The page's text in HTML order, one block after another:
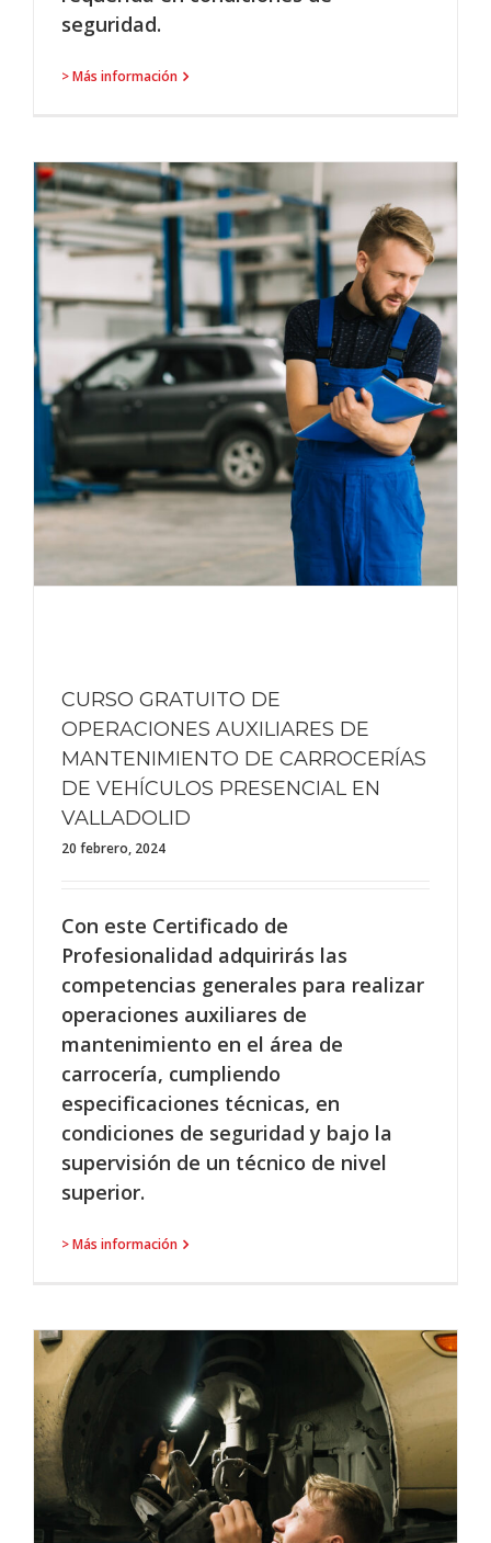
seguridad.
> Más información
CURSO GRATUITO DE
OPERACIONES AUXILIARES DE
MANTENIMIENTO DE CARROCERÍAS
DE VEHÍCULOS PRESENCIAL EN
VALLADOLID
20 febrero, 2024
Con este Certificado de
Profesionalidad adquirirás las
competencias generales para realizar
operaciones auxiliares de
mantenimiento en el área de
carrocería, cumpliendo
especificaciones técnicas, en
condiciones de seguridad y bajo la
supervisión de un técnico de nivel
superior.
> Más información